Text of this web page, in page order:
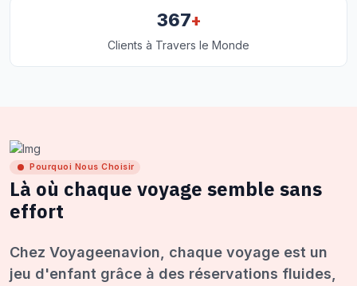
367+
Clients à Travers le Monde
Pourquoi Nous Choisir
Là où chaque voyage semble sans
effort
Chez Voyageenavion, chaque voyage est un
jeu d'enfant grâce à des réservations fluides,